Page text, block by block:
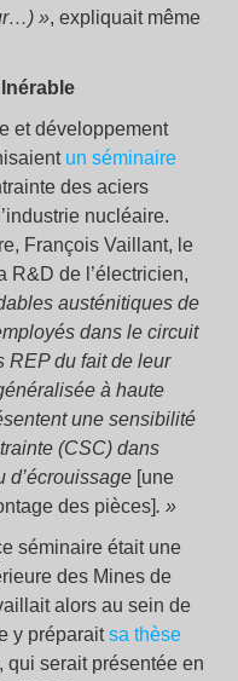
», expliquait même
et développement
un séminaire
des aciers
nucléaire.
François Vaillant, le
R&D de l’électricien,
austénitiques de
dans le circuit
REP du fait de leur
à haute
une sensibilité
(CSC) dans
d’écrouissage [une
des pièces]. »
séminaire était une
des Mines de
alors au sein de
y préparaitsa thèse
qui serait présentée en